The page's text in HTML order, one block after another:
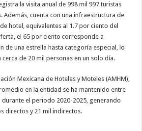
la visita anual de 998 mil 997 turistas
Además, cuenta con una infraestructura de
hotel, equivalentes al 1.7 por ciento del
el 65 por ciento corresponde a
de una estrella hasta categoría especial, lo
de 20 mil personas en un solo día.
Mexicana de Hoteles y Moteles (AMHM),
en la entidad se ha mantenido entre
durante el periodo 2020-2025, generando
directos y 21 mil indirectos.